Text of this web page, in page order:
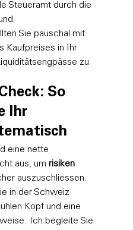
Steueramt durch die
Sie pauschal mit
Kaufpreises in Ihr
zu
So
Ihr
eine nette
aus, um risiken
auszuschliessen.
in der Schweiz
Kopf und eine
Ich begleite Sie